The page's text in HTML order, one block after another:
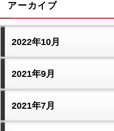
アーカイブ
2022年10月
2021年9月
2021年7月